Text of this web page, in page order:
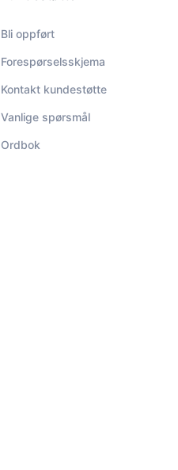
Bli oppført
Forespørselsskjema
Kontakt kundestøtte
Vanlige spørsmål
Ordbok